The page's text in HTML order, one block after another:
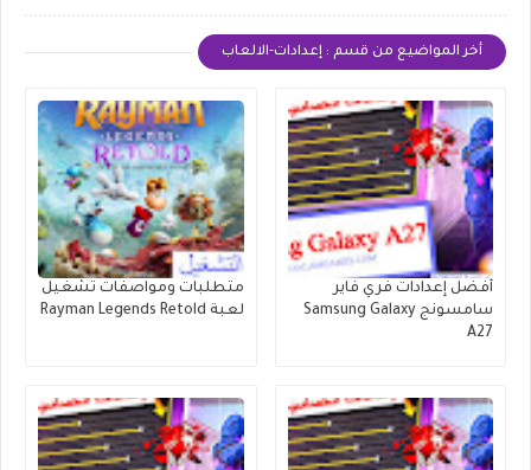
أخر المواضيع من قسم : إعدادات-الالعاب
أفضل إعدادات فري فاير
سامسونج Samsung Galaxy
A27
متطلبات ومواصفات تشغيل
لعبة Rayman Legends Retold